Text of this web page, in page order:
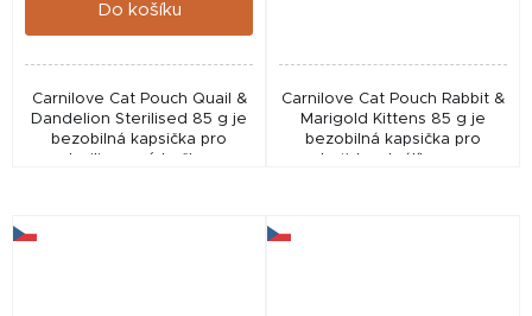
Do košíku
Carnilove Cat Pouch Quail &
Dandelion Sterilised 85 g je
bezobilná kapsička pro
Carnilove Cat Pouch Rabbit &
Marigold Kittens 85 g je
bezobilná kapsička pro